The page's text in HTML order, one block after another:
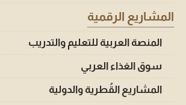
المشاريع الرقمية
المنصة العربية للتعليم والتدريب
سوق الغذاء العربي
المشاريع القُطرية والدولية